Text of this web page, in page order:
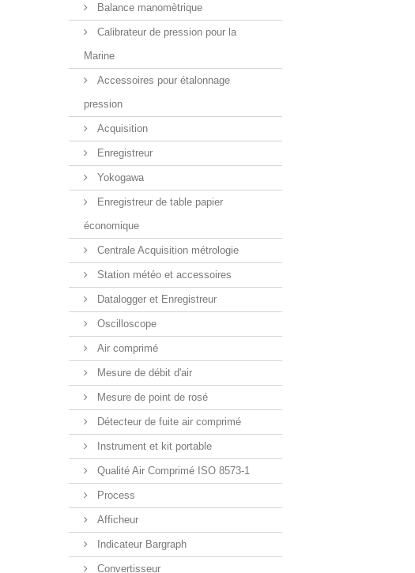
Balance manomètrique
Calibrateur de pression pour la
Marine
Accessoires pour étalonnage
pression
Acquisition
Enregistreur
Yokogawa
Enregistreur de table papier
économique
Centrale Acquisition métrologie
Station météo et accessoires
Datalogger et Enregistreur
Oscilloscope
Air comprimé
Mesure de débit d'air
Mesure de point de rosé
Détecteur de fuite air comprimé
Instrument et kit portable
Qualité Air Comprimé ISO 8573-1
Process
Afficheur
Indicateur Bargraph
Convertisseur